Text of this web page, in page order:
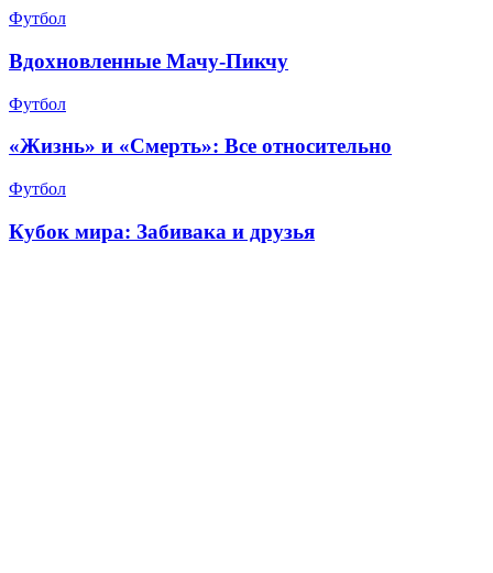
Футбол
Вдохновленные Мачу-Пикчу
Футбол
«Жизнь» и «Смерть»: Все относительно
Футбол
Кубок мира: Забивака и друзья